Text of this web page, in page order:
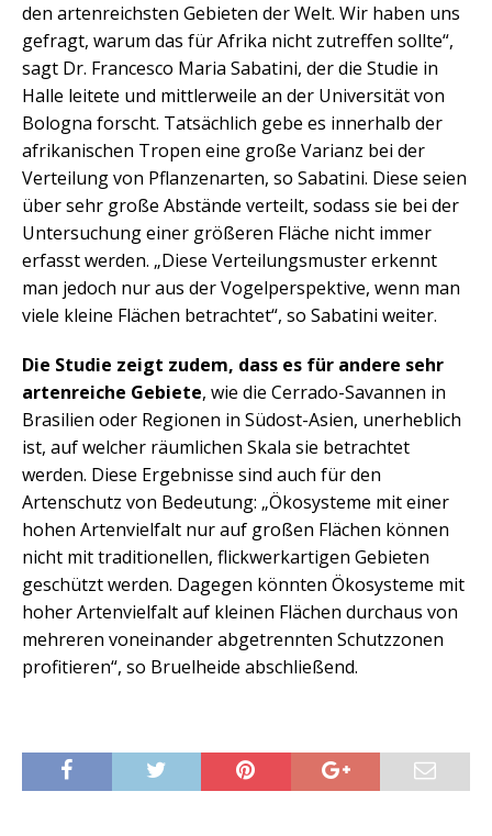
den artenreichsten Gebieten der Welt. Wir haben uns
gefragt, warum das für Afrika nicht zutreffen sollte“,
sagt Dr. Francesco Maria Sabatini, der die Studie in
Halle leitete und mittlerweile an der Universität von
Bologna forscht. Tatsächlich gebe es innerhalb der
afrikanischen Tropen eine große Varianz bei der
Verteilung von Pflanzenarten, so Sabatini. Diese seien
über sehr große Abstände verteilt, sodass sie bei der
Untersuchung einer größeren Fläche nicht immer
erfasst werden. „Diese Verteilungsmuster erkennt
man jedoch nur aus der Vogelperspektive, wenn man
viele kleine Flächen betrachtet“, so Sabatini weiter.
Die Studie zeigt zudem, dass es für andere sehr
artenreiche Gebiete, wie die Cerrado-Savannen in
Brasilien oder Regionen in Südost-Asien, unerheblich
ist, auf welcher räumlichen Skala sie betrachtet
werden. Diese Ergebnisse sind auch für den
Artenschutz von Bedeutung: „Ökosysteme mit einer
hohen Artenvielfalt nur auf großen Flächen können
nicht mit traditionellen, flickwerkartigen Gebieten
geschützt werden. Dagegen könnten Ökosysteme mit
hoher Artenvielfalt auf kleinen Flächen durchaus von
mehreren voneinander abgetrennten Schutzzonen
profitieren“, so Bruelheide abschließend.